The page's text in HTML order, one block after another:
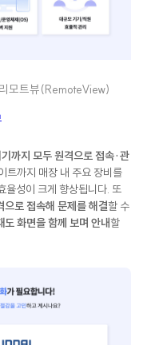
모트뷰(RemoteView)
까지 모두 원격으로 접속·관
트까지 매장 내 주요 장비를
율성이 크게 향상됩니다. 또
로 접속해 문제를 해결할 수
화면을 함께 보며 안내할